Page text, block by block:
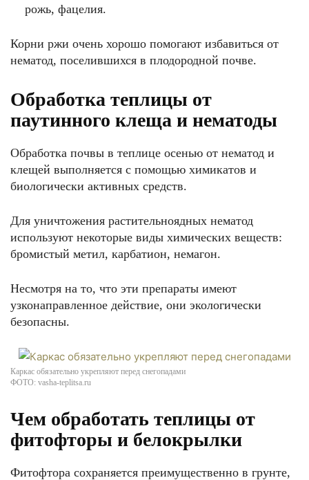
рожь, фацелия.
Корни ржи очень хорошо помогают избавиться от
нематод, поселившихся в плодородной почве.
Обработка теплицы от
паутинного клеща и нематоды
Обработка почвы в теплице осенью от нематод и
клещей выполняется с помощью химикатов и
биологически активных средств.
Для уничтожения растительноядных нематод
используют некоторые виды химических веществ:
бромистый метил, карбатион, немагон.
Несмотря на то, что эти препараты имеют
узконаправленное действие, они экологически
безопасны.
Каркас обязательно укрепляют перед снегопадами
ФОТО: vasha-teplitsa.ru
Чем обработать теплицы от
фитофторы и белокрылки
Фитофтора сохраняется преимущественно в грунте,